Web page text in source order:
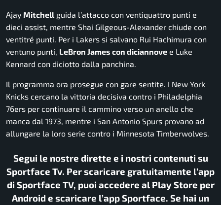
Ajay Mitchell guida l’attacco con ventiquattro punti e
dieci assist, mentre Shai Gilgeous-Alexander chiude con
ventitré punti. Per i Lakers si salvano Rui Hachimura con
ventuno punti, LeBron James con diciannove e Luke
Kennard con diciotto dalla panchina.
Il programma ora prosegue con gare sentite. I New York
Knicks cercano la vittoria decisiva contro i Philadelphia
76ers per continuare il cammino verso un anello che
manca dal 1973, mentre i San Antonio Spurs provano ad
allungare la loro serie contro i Minnesota Timberwolves.
Segui le nostre dirette e i nostri contenuti su
Sportface Tv. Per scaricare gratuitamente l’app
di Sportface TV, puoi accedere al Play Store per
Android e scaricare l’app Sportface. Se hai un